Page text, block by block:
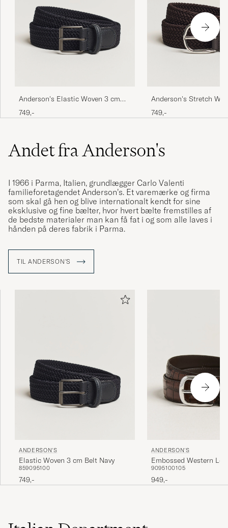
Anderson's Elastic Woven 3 cm
Belt Navy
749,-
Anderson's Stretch
Belt Brown
749,-
Andet fra Anderson's
I 1966 i Parma, Italien, grundlægger Carlo Valenti
familieforetagendet Anderson’s. Et varemærke og firma
som skal gå hen og blive internationalt kendt for sine
eksklusive og fine bælter, hvor hvert bælte fremstilles af
de bedste materialer man kan få fat i og som alle laves i
hånden på deres fabrik i Parma.
TIL ANDERSON'S
ANDERSON'S
Elastic Woven 3 cm Belt Navy
859095100
749,-
ANDERSON'S
Embossed Western
Tan
9095100105
949,-